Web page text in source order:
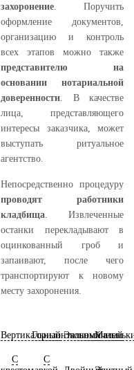
захоронение . Поручить
оформление документов,
организацию и контроль
всех этапов можно также
представителю на
основании нотариальной
доверенности . В качестве
лица, представляющего
интересы заказчика, может
выступать ритуальное
агентство.
Непосредственно процедуру
проводят работники
кладбища . Извлеченные
останки перекладывают в
оцинкованный гроб и
запаивают, после чего
транспортируют к новому
месту захоронения.
ВертикальныйГоризонтальный
Экономичный
С
С